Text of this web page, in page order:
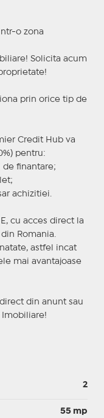
o zona
Solicita acum
prin orice tip de
Credit Hub va
pentru:
finantare;
achizitiei.
cu acces direct la
Romania.
astfel incat
mai avantajoase
din anunt sau
2
55 mp